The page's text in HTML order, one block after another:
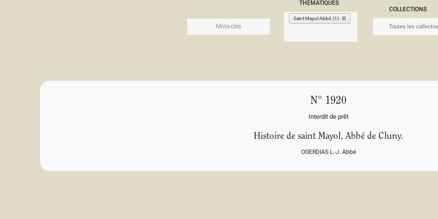
THÉMATIQUES
Saint Mayol Abbé (1)
COLLECTIONS
N° 1920
Interdit de prêt
Histoire de saint Mayol, Abbé de Cluny.
OGERDIAS L.-J. Abbé